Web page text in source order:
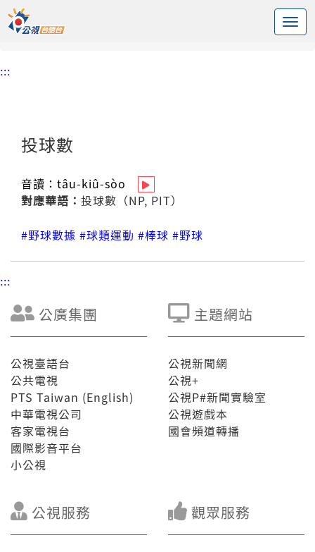
中央內容區塊
頭頁
:::
投球數
音讀： tâu-kiû-sòo
對應華語： 投球數（NP, PIT）
#野球數據 #球類運動 #棒球 #野球
:::
公廣集團
公視臺語台
公共電視
PTS Taiwan (English)
中華電視公司
客家電視台
國際影音平台
小公視
主題網站
公視新聞網
公視+
公視P#新聞實驗室
公視遊戲本
國會頻道轉播
公視服務 觀眾服務